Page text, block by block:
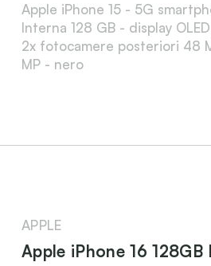
Apple iPhone 15 - 5G
Interna 128 GB - display
2x fotocamere posteriori 48
MP - nero
APPLE
Apple iPhone 16 128GB